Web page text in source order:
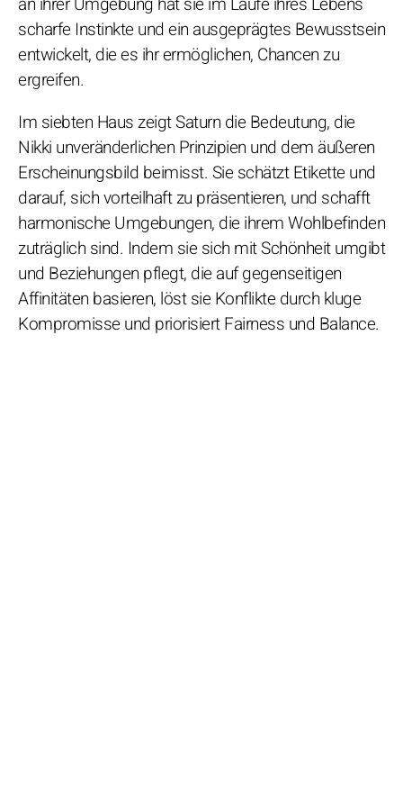
scharfe Instinkte und ein ausgeprägtes Bewusstsein
entwickelt, die es ihr ermöglichen, Chancen zu
ergreifen.
Im siebten Haus zeigt Saturn die Bedeutung, die
Nikki unveränderlichen Prinzipien und dem äußeren
Erscheinungsbild beimisst. Sie schätzt Etikette und
darauf, sich vorteilhaft zu präsentieren, und schafft
harmonische Umgebungen, die ihrem Wohlbefinden
zuträglich sind. Indem sie sich mit Schönheit umgibt
und Beziehungen pflegt, die auf gegenseitigen
Affinitäten basieren, löst sie Konflikte durch kluge
Kompromisse und priorisiert Fairness und Balance.